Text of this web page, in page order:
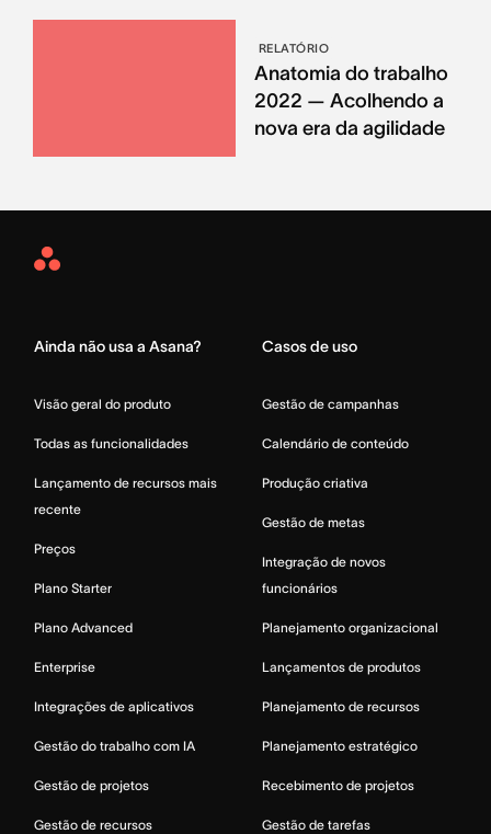
RELATÓRIO
Anatomia do trabalho
2022 — Acolhendo a
nova era da agilidade
Asana
Ainda não usa a Asana?
Visão geral do produto
Todas as funcionalidades
Lançamento de recursos mais
recente
Preços
Plano Starter
Plano Advanced
Enterprise
Integrações de aplicativos
Gestão do trabalho com IA
Gestão de projetos
Gestão de recursos
Casos de uso
Gestão de campanhas
Calendário de conteúdo
Produção criativa
Gestão de metas
Integração de novos
funcionários
Planejamento organizacional
Lançamentos de produtos
Planejamento de recursos
Planejamento estratégico
Recebimento de projetos
Gestão de tarefas